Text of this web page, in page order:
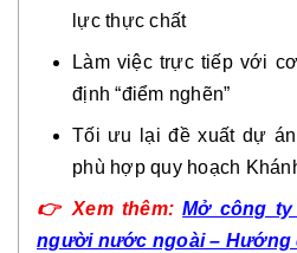
lực thực chất
Làm việc trực tiếp với
định “điểm nghẽn”
Tối ưu lại đề xuất dự
phù hợp quy hoạch
👉 Xem thêm:Mở công
người nước ngoài – Hướng